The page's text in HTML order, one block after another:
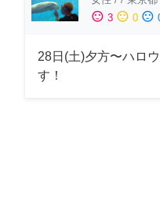
sentiment_satisfied 3 sentiment_neutral 0 sentiment_dissatisfied
28日(土)夕方〜ハロ
す！